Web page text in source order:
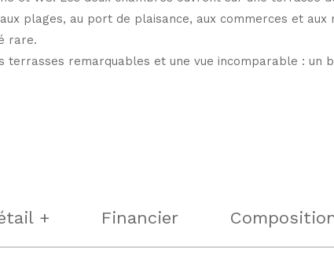
plages, au port de plaisance, aux commerces et
rare.
remarquables et une vue incomparable : un
+ Financier